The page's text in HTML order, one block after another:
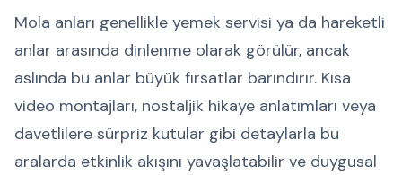
Mola anları genellikle yemek servisi ya da hareketli
anlar arasında dinlenme olarak görülür, ancak
aslında bu anlar büyük fırsatlar barındırır. Kısa
video montajları, nostaljik hikaye anlatımları veya
davetlilere sürpriz kutular gibi detaylarla bu
aralarda etkinlik akışını yavaşlatabilir ve duygusal